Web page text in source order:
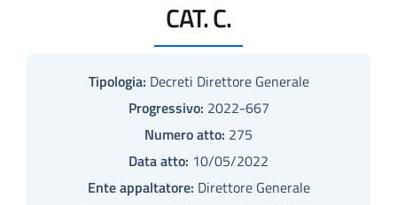
CAT. C.
Tipologia: Decreti Direttore Generale
Progressivo: 2022-667
Numero atto: 275
Data atto: 10/05/2022
Ente appaltatore: Direttore Generale